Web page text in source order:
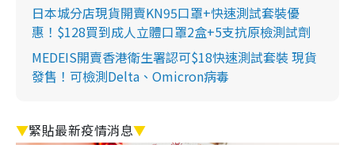
日本城分店現貨開賣KN95口罩+快速測試套裝優
惠！$128買到成人立體口罩2盒+5支抗原檢測試劑
MEDEIS開賣香港衛生署認可$18快速測試套裝 現貨
發售！可檢測Delta、Omicron病毒
▼緊貼最新疫情消息▼